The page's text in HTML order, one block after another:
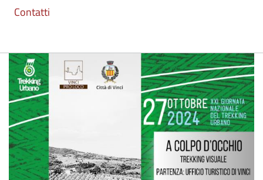
Contatti